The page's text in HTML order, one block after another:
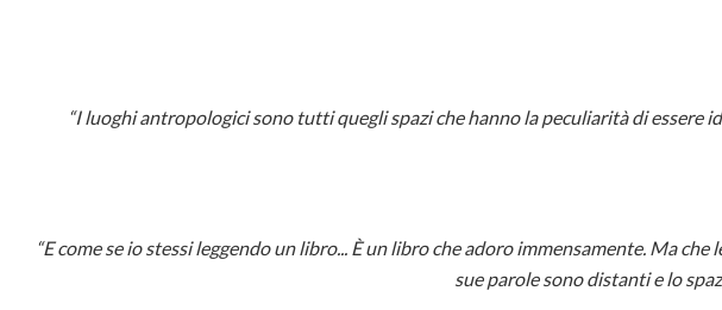
“I luoghi antropologici sono tutti quegli spazi che hanno la peculiarità di essere
“E come se io stessi leggendo un libro... È un libro che adoro immensamente. Ma che
sue parole sono distanti e lo